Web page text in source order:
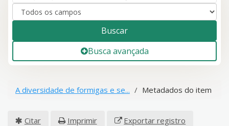
Buscar
Busca avançada
A diversidade de formigas e se... Metadados do item
Citar Imprimir Exportar registro